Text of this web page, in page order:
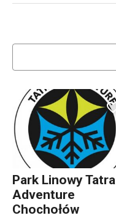
Park Linowy Tatra
Adventure
Chochołów